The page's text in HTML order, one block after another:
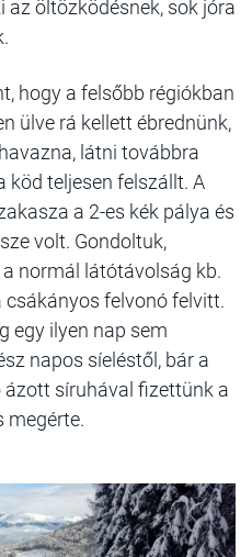
az öltözködésnek, sok jóra
hogy a felsőbb régiókban
ülve rá kellett ébrednünk,
látni továbbra
köd teljesen felszállt. A
a 2-es kék pálya és
volt. Gondoltuk,
normál látótávolság kb.
felvonó felvitt.
egy ilyen nap sem
napos síeléstől, bár a
síruhával fizettünk a
megérte.